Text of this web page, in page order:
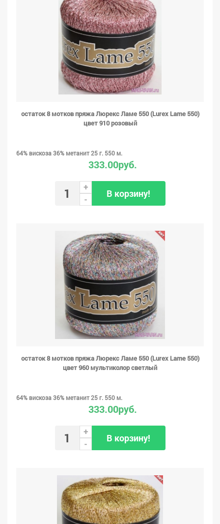
остаток 8 мотков пряжа Люрекс Ламе 550 (Lurex Lame 550)
цвет 910 розовый
64% вискоза 36% метанит 25 г. 550 м.
333.00руб.
+
-
В корзину!
остаток 8 мотков пряжа Люрекс Ламе 550 (Lurex Lame 550)
цвет 960 мультиколор светлый
64% вискоза 36% метанит 25 г. 550 м.
333.00руб.
+
-
В корзину!